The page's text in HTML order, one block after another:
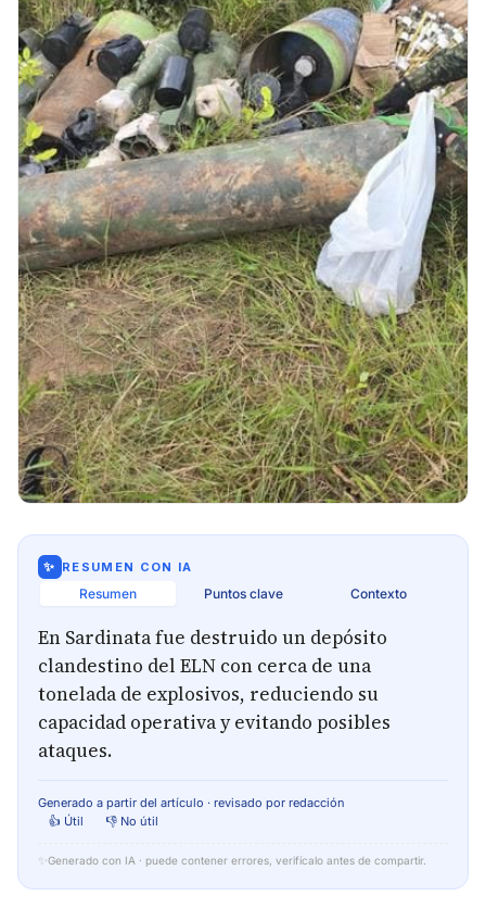
✨ RESUMEN CON IA
Resumen Puntos clave Contexto
En Sardinata fue destruido un depósito
clandestino del ELN con cerca de una
tonelada de explosivos, reduciendo su
capacidad operativa y evitando posibles
ataques.
Generado a partir del artículo · revisado por redacción
👍 Útil
👎 No útil
✨ Generado con IA · puede contener errores, verifícalo antes de compartir.